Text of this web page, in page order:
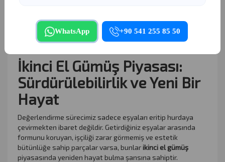
sağlar hem de doğadan yeni maden çıkarılmasına gerek
bırakmayarak çevresel sürdürülebilirliğe devasa bir katkı
sunar.
İkinci El Gümüş Piyasası:
Sürdürülebilirlik ve Yeni Bir
Hayat
Değerlendirme sürecimiz sadece eşyaları eritip hurdaya
çevirmekten ibaret değildir. Getirdiğiniz eşyalar arasında
formunu koruyan, işçiliği zarar görmemiş ve estetik
bütünlüğe sahip parçalar varsa, bunlarikinci el gümüş
piyasasında yeniden hayat bulma şansına sahiptir.
WhatsApp +90 541 255 85 50